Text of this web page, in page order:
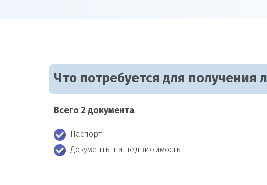
Что потребуется для получения
Всего 2 документа
Паспорт
Документы на недвижимость